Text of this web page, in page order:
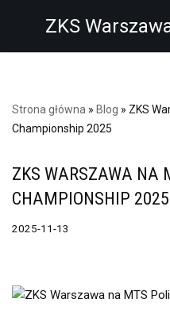
ZKS
Strona główna » Blog » ZKS
Championship 2025
ZKS WARSZAWA NA
CHAMPIONSHIP 2025
2025-11-13